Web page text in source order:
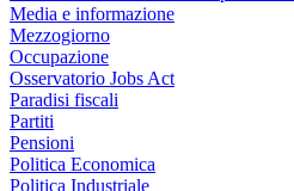
Media e informazione
Mezzogiorno
Occupazione
Osservatorio Jobs Act
Paradisi fiscali
Partiti
Pensioni
Politica Economica
Politica Industriale